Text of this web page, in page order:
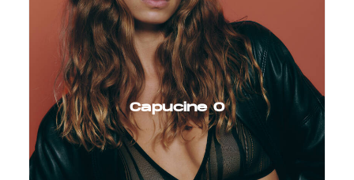
Capucine O